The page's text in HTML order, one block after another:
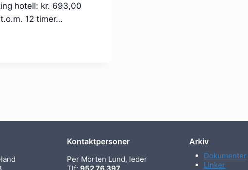
hotell: kr. 693,00
12 timer…
Kontaktpersoner
Per Morten Lund, leder
Arkiv
Dokumenter
Linker